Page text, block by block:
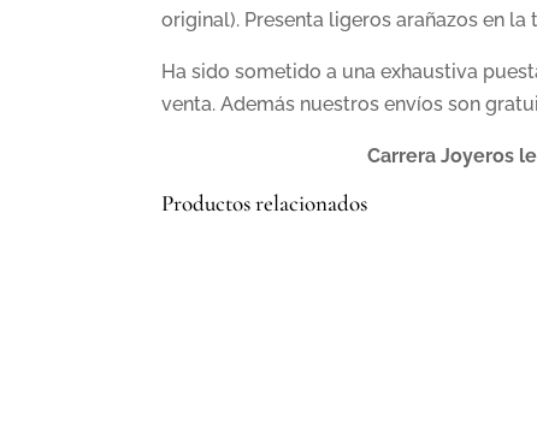
original). Presenta ligeros arañazos en
Ha sido sometido a una exhaustiva
venta. Además nuestros envíos son
Carrera Joyeros
Productos relacionados